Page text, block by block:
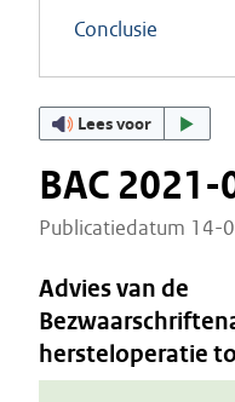
Conclusie
Lees voor
BAC 2021-
Publicatiedatum 14-
Advies van de
hersteloperatie